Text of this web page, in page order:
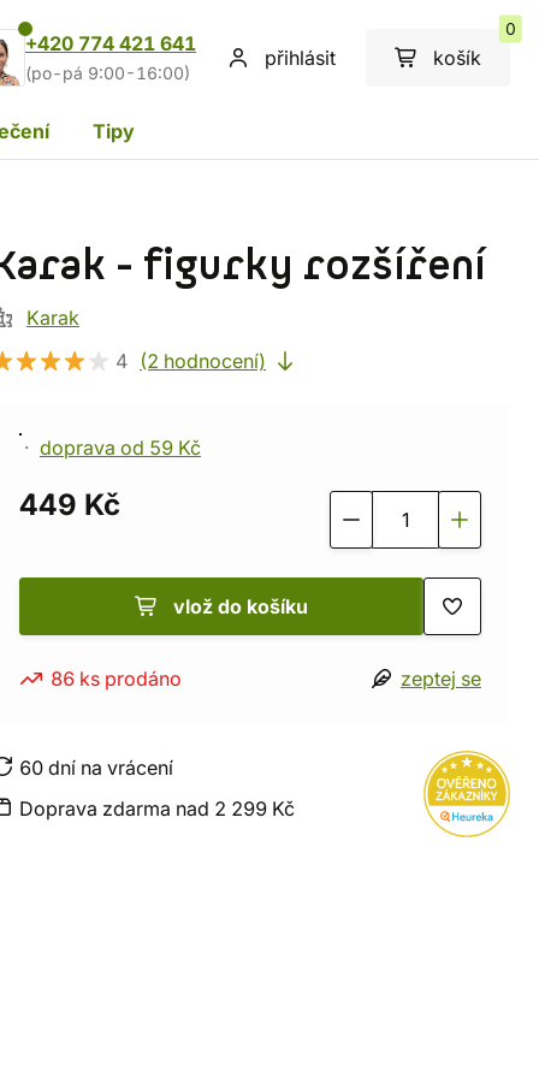
+420 774 421 641
(po-pá 9:00-16:00)
přihlásit košík
0
Tipy
- figurky rozšíření
Karak
4 (2 hodnocení)
doprava od 59 Kč
449 Kč
vlož do košíku
86 ks prodáno zeptej se
60 dní na vrácení
Doprava zdarma nad 2 299 Kč